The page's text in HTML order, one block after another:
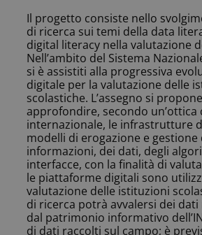
Il progetto consiste nello
di ricerca sui temi della data
digital literacy nella valutazione
Nell’ambito del Sistema
si è assistiti alla progressiva
digitale per la valutazione delle
scolastiche. L’assegno si
approfondire, secondo un’ottica
internazionale, le infrastrutture
modelli di erogazione e gestione
informazioni, dei dati, degli
interfacce, con la finalità di
le piattaforme digitali sono
valutazione delle istituzioni
di ricerca potrà avvalersi dei
dal patrimonio informativo
di dati raccolti sul campo; è